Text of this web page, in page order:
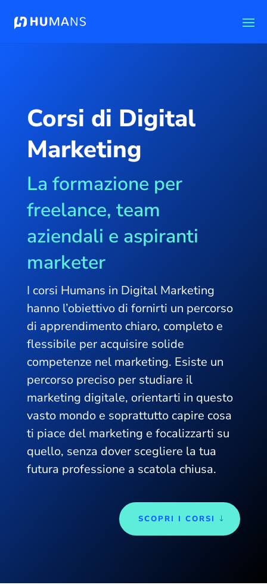
Corsi di Digital
Marketing
La formazione per
freelance, team
aziendali e aspiranti
marketer
I corsi Humans in Digital Marketing
hanno l’obiettivo di fornirti un percorso
di apprendimento chiaro, completo e
flessibile per acquisire solide
competenze nel marketing. Esiste un
percorso preciso per studiare il
marketing digitale, orientarti in questo
vasto mondo e soprattutto capire cosa
ti piace del marketing e focalizzarti su
quello, senza dover scegliere la tua
futura professione a scatola chiusa.
SCOPRI I CORSI